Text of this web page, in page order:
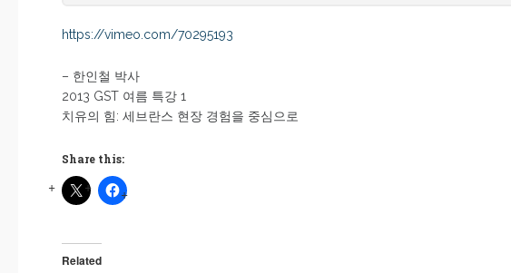
https://vimeo.com/70295193
– 한인철 박사
2013 GST 여름 특강 1
치유의 힘: 세브란스 현장 경험을 중심으로
Share this:
Related